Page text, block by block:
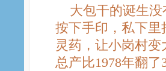
大包干的诞生没
按下手印，私下
灵药，让小岗村
总产比1978年翻了